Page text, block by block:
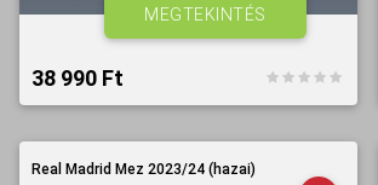
38 990 Ft‎
MEGTEKINTÉS
Real Madrid Mez 2023/24 (hazai)